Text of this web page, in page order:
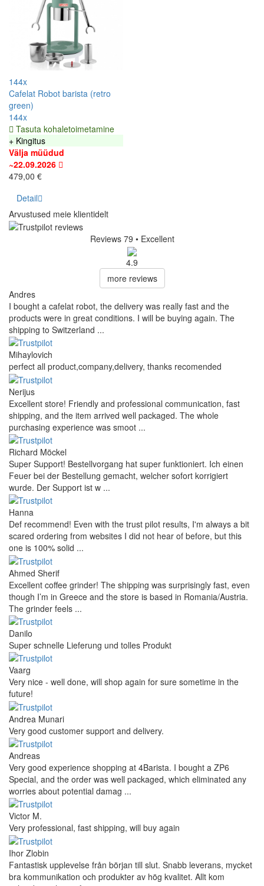
144x
Cafelat Robot barista (retro
green)
144x
Tasuta kohaletoimetamine
+ Kingitus
Välja müüdud
~22.09.2026
479,00 €
Detail
Arvustused meie klientidelt
Reviews 79 • Excellent
4.9
more reviews
Andres
I bought a cafelat robot, the delivery was really fast and the
products were in great conditions. I will be buying again. The
shipping to Switzerland ...
Mihaylovich
perfect all product,company,delivery, thanks recomended
Nerijus
Excellent store! Friendly and professional communication, fast
shipping, and the item arrived well packaged. The whole
purchasing experience was smoot ...
Richard Möckel
Super Support! Bestellvorgang hat super funktioniert. Ich einen
Feuer bei der Bestellung gemacht, welcher sofort korrigiert
wurde. Der Support ist w ...
Hanna
Def recommend! Even with the trust pilot results, I'm always a bit
scared ordering from websites I did not hear of before, but this
one is 100% solid ...
Ahmed Sherif
Excellent coffee grinder! The shipping was surprisingly fast, even
though I’m in Greece and the store is based in Romania/Austria.
The grinder feels ...
Danilo
Super schnelle Lieferung und tolles Produkt
Vaarg
Very nice - well done, will shop again for sure sometime in the
future!
Andrea Munari
Very good customer support and delivery.
Andreas
Very good experience shopping at 4Barista. I bought a ZP6
Special, and the order was well packaged, which eliminated any
worries about potential damag ...
Victor M.
Very professional, fast shipping, will buy again
Ihor Zlobin
Fantastisk upplevelse från början till slut. Snabb leverans, mycket
bra kommunikation och produkter av hög kvalitet. Allt kom